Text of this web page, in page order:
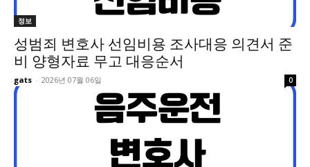
정보
성범죄 변호사 선임비용 조사대응 의견서 준
비 양형자료 무고 대응순서
gats - 2026년 07월 06일 0